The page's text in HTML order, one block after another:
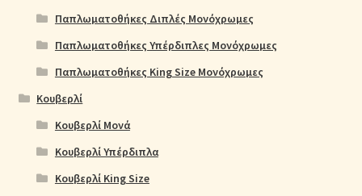
Παπλωματοθήκες Διπλές Μονόχρωμες
Παπλωματοθήκες Υπέρδιπλες Μονόχρωμες
Παπλωματοθήκες King Size Μονόχρωμες
Κουβερλί
Κουβερλί Μονά
Κουβερλί Υπέρδιπλα
Κουβερλί King Size